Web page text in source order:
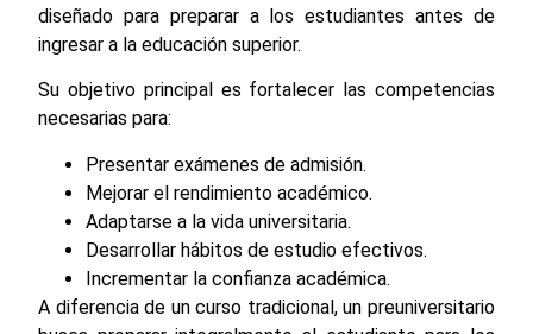
diseñado para preparar a los estudiantes antes de
ingresar a la educación superior.
Su objetivo principal es fortalecer las competencias
necesarias para:
Presentar exámenes de admisión.
Mejorar el rendimiento académico.
Adaptarse a la vida universitaria.
Desarrollar hábitos de estudio efectivos.
Incrementar la confianza académica.
A diferencia de un curso tradicional, un preuniversitario